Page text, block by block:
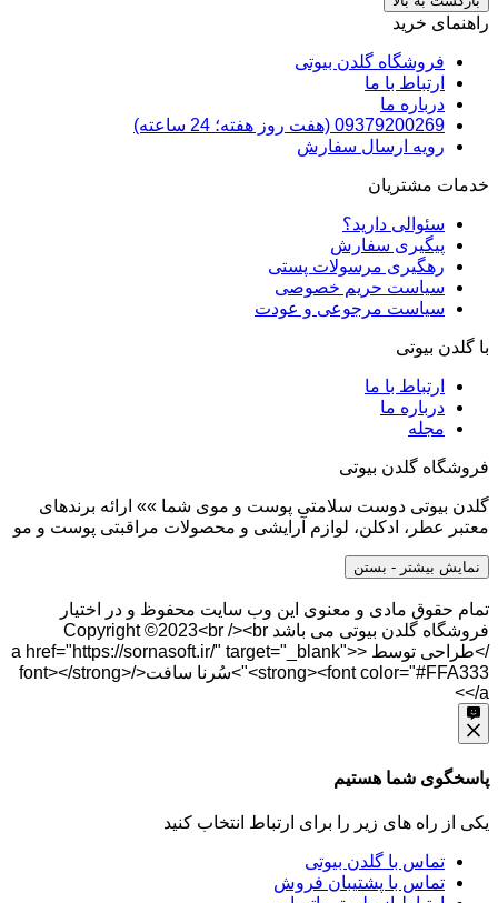
newest
راهنمای خرید
فروشگاه گلدن بیوتی
ارتباط با ما
درباره ما
09379200269 (هفت روز هفته؛ 24 ساعته)
رویه ارسال سفارش
خدمات مشتریان
سئوالی دارید؟
پیگیری سفارش
رهگیری مرسولات پستی
سیاست حریم خصوصی
سیاست مرجوعی و عودت
با گلدن بیوتی
ارتباط با ما
درباره ما
مجله
فروشگاه گلدن بیوتی
گلدن بیوتی دوست سلامتی پوست و موی شما »» ارائه برندهای
معتبر عطر، ادکلن، لوازم آرایشی و محصولات مراقبتی پوست و مو
نمایش بیشتر - بستن
تمام حقوق مادی و معنوی این وب سایت محفوظ و در اختیار
فروشگاه گلدن بیوتی می باشد Copyright ©2023<br /><br
/>طراحی توسط <a href="https://sornasoft.ir/" target="_blank">
<strong><font color="#FFA333">سُرنا سافت</font></strong>
</a>
پاسخگوی شما هستیم
یکی از راه های زیر را برای ارتباط انتخاب کنید
تماس با گلدن بیوتی
تماس با پشتیبان فروش